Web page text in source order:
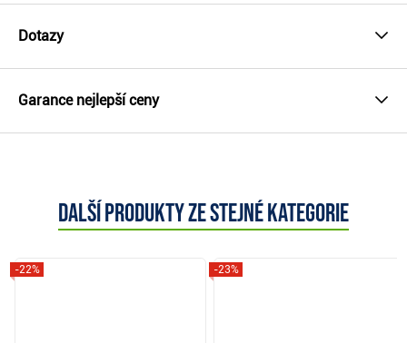
Dotazy
Garance nejlepší ceny
Další produkty ze stejné kategorie
-22% -23%